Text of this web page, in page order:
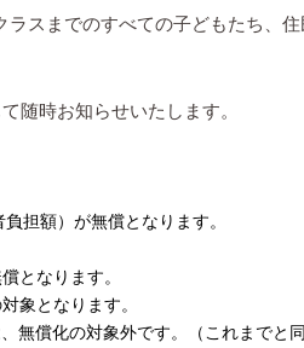
スまでのすべての子どもたち、
随時お知らせいたします。
担額）が無償となります。
となります。
象となります。
無償化の対象外です。（これまでと